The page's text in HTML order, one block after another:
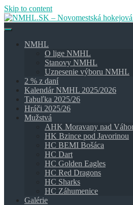
Skip to content
NMHL
O lige NMHL
Stanovy NMHL
Uznesenie výboru NMHL
2 % z daní
Kalendár NMHL 2025/2026
Tabuľka 2025/26
Hráči 2025/26
Mužstvá
AHK Moravany nad
HK Bzince pod Javorinou
HC BEMI Bošáca
HC Dart
HC Golden Eagles
HC Red Dragons
HC Sharks
HC Záhumenice
Galérie